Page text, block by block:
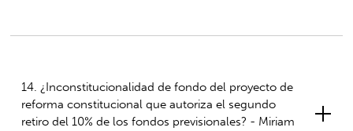
14. ¿Inconstitucionalidad de fondo del proyecto de
reforma constitucional que autoriza el segundo
retiro del 10% de los fondos previsionales? - Miriam